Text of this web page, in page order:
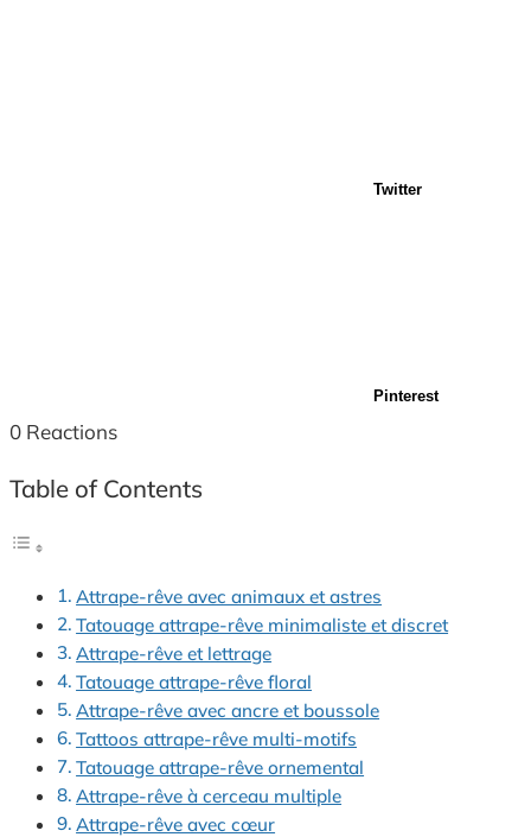
Twitter
Pinterest
0 Reactions
Table of Contents
Attrape-rêve avec animaux et astres
Tatouage attrape-rêve minimaliste et discret
Attrape-rêve et lettrage
Tatouage attrape-rêve floral
Attrape-rêve avec ancre et boussole
Tattoos attrape-rêve multi-motifs
Tatouage attrape-rêve ornemental
Attrape-rêve à cerceau multiple
Attrape-rêve avec cœur